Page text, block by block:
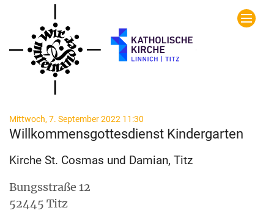
Zum Inhalt springen
Mittwoch, 7. September 2022 11:30
Willkommensgottesdienst Kindergarten
Kirche St. Cosmas und Damian, Titz
Bungsstraße 12
52445 Titz